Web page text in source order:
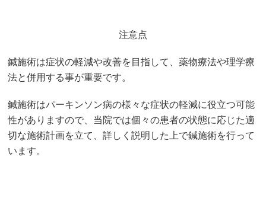
注意点
鍼施術は症状の軽減や改善を目指して、薬物療法や理学療
法と併用する事が重要です。
鍼施術はパーキンソン病の様々な症状の軽減に役立つ可能
性がありますので、当院では個々の患者の状態に応じた適
切な施術計画を立て、詳しく説明した上で鍼施術を行って
います。